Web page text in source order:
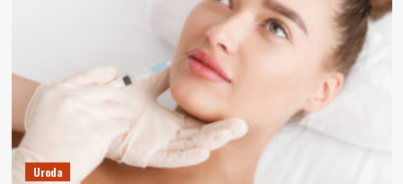
Uroda